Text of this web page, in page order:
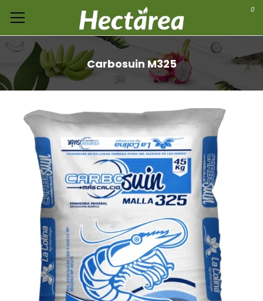
0
Carbosuin M325